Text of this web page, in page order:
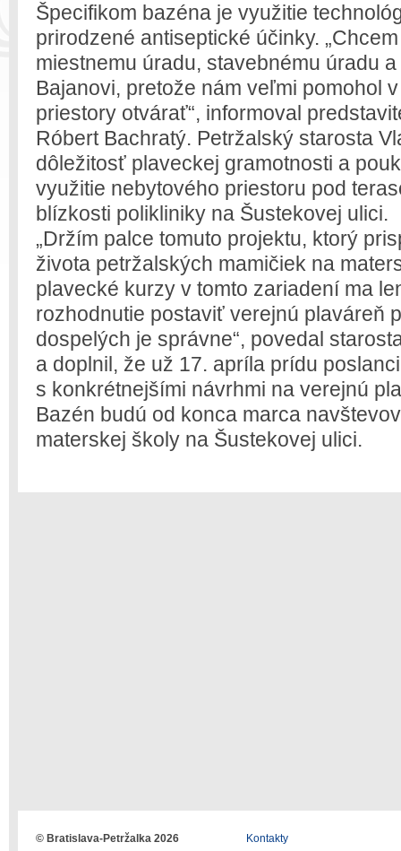
Špecifikom bazéna je využitie
prirodzené antiseptické účinky.
miestnemu úradu, stavebnému úradu
Bajanovi, pretože nám veľmi pomohol
priestory otvárať“, informoval
Róbert Bachratý. Petržalský starosta
dôležitosť plaveckej gramotnosti a
využitie nebytového priestoru pod
blízkosti polikliniky na Šustekovej ulici.
„Držím palce tomuto projektu, ktorý
života petržalských mamičiek na
plavecké kurzy v tomto zariadení ma
rozhodnutie postaviť verejnú plaváreň
dospelých je správne“, povedal
a doplnil, že už 17. apríla prídu
s konkrétnejšími návrhmi na verejnú
Bazén budú od konca marca
materskej školy na Šustekovej ulici.
© Bratislava-Petržalka 2026
Kontakty